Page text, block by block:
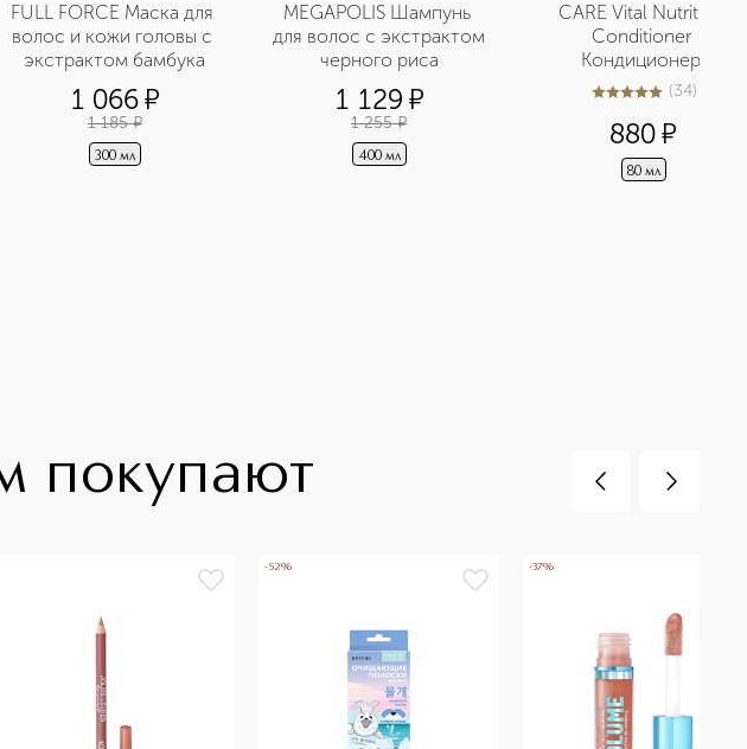
FULL FORCE Маска для
волос и кожи головы с
экстрактом бамбука
1 066¤
1 185 ¤
300 мл
MEGAPOLIS Шампунь
для волос с экстрактом
черного риса
1 129 ¤
1 255 ¤
400 мл
CARE Vital Nutrition
Conditioner
Кондиционер
Основное питание в
4.9из534 (34)
880¤
80 мл
покупают
-52% -37%